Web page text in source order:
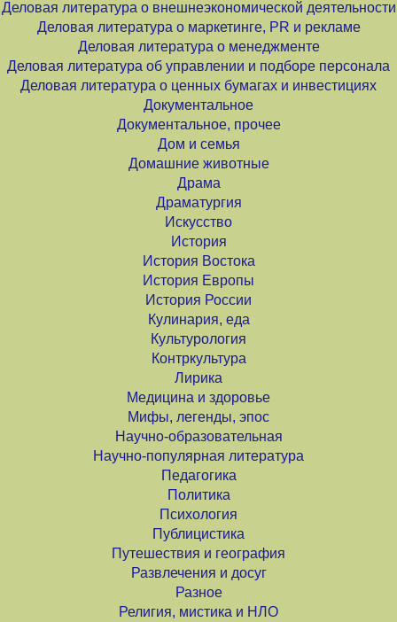
Деловая литература о внешнеэкономической деятельности
Деловая литература о маркетинге, PR и рекламе
Деловая литература о менеджменте
Деловая литература об управлении и подборе персонала
Деловая литература о ценных бумагах и инвестициях
Документальное
Документальное, прочее
Дом и семья
Домашние животные
Драма
Драматургия
Искусство
История
История Востока
История Европы
История России
Кулинария, еда
Культурология
Контркультура
Лирика
Медицина и здоровье
Мифы, легенды, эпос
Научно-образовательная
Научно-популярная литература
Педагогика
Политика
Психология
Публицистика
Путешествия и география
Развлечения и досуг
Разное
Религия, мистика и НЛО